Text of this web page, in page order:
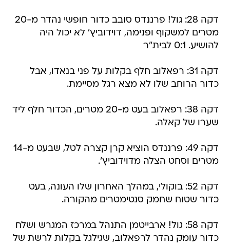
דקה 28: גול! פרננדס סובב כדור חופשי נהדר מ-20
מטרים למשקוף ופנימה, דוידוביץ' לא יכול היה
להושיע. 0:1 לבית"ר
דקה 31: רפאלוב חלף בקלות על פני בנאדו, אבל
כדור הרוחב שלו לא מצא רגל מסיימת.
דקה 38: רפאלוב בעט מ-20 מטרים, הכדור חלף ליד
שערו של קאלה.
דקה 49: פרננדס הוציא קרן קצרה לטל, שבעט מ-14
מטרים וסחט הצלה מדוידוביץ'.
דקה 52: בוקולי, במהלך האחרון שלו העונה, בעט
כדור שטוח שחמק סנטימטרים מהקורה.
דקה 58: גול! ארבייטמן התנהל במרכז המגרש ושלח
כדור עומק נהדר לרפאלוב, שגילגל בקלות לרשת של